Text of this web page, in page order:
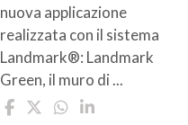
nuova applicazione
realizzata con il sistema
Landmark®: Landmark
Green, il muro di ...